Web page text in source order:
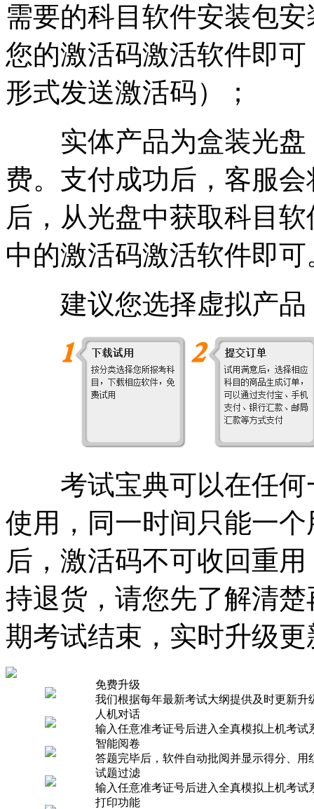
需要的科目软件安装包
您的激活码激活软件即
形式发送激活码）；
实体产品为盒装光
费。支付成功后，客服
后，从光盘中获取科目
中的激活码激活软件即可
建议您选择虚拟产品
考试宝典可以在任何
使用，同一时间只能一
后，激活码不可收回重
持退货，请您先了解清
期考试结束，实时升级
免费升级
我们根据每年最新考试大纲提供及时更新
人机对话
输入任意准考证号后进入全真模拟上机考
智能阅卷
答题完毕后，软件自动批阅并显示得分、
试题过滤
输入任意准考证号后进入全真模拟上机考
打印功能